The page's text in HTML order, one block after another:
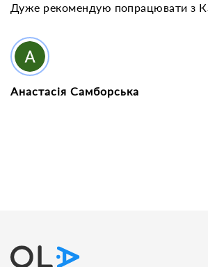
Дуже рекомендую попрацювати з
Анастасія Самборська